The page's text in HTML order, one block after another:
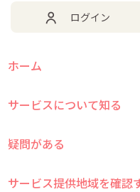
ログイン
ホーム
サービスについて知る
疑問がある
サービス提供地域を確認